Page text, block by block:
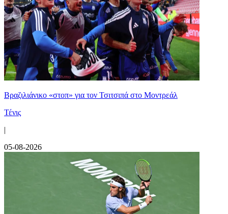
Βραζιλιάνικο «στοπ» για τον Τσιτσιπά στο Μοντρεάλ
Τένις
|
05-08-2026